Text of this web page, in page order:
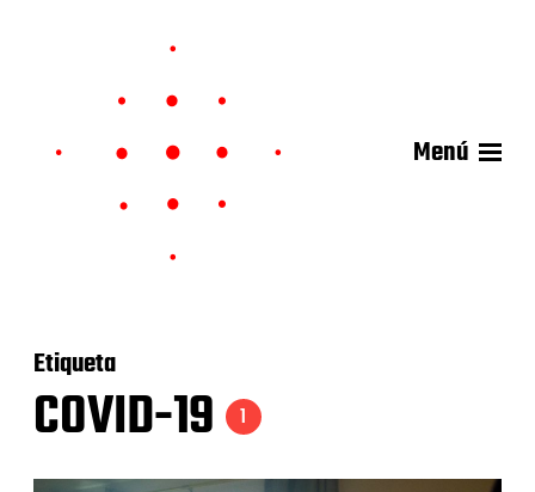
Menú
Etiqueta
COVID-19 1